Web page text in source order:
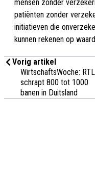
mensen zonder
patiënten zonder
initiatieven die
kunnen rekenen op
Vorig artikel
WirtschaftsWoche: RTL
schrapt 800 tot 1000
banen in Duitsland